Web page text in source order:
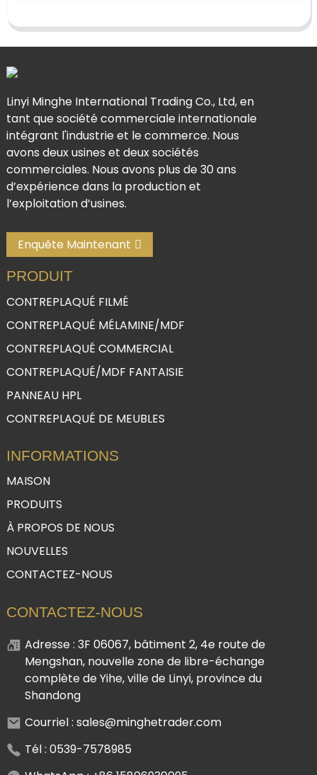
Linyi Minghe International Trading Co., Ltd, en
tant que société commerciale internationale
intégrant l'industrie et le commerce. Nous
avons deux usines et deux sociétés
commerciales. Nous avons plus de 30 ans
d’expérience dans la production et
l’exploitation d’usines.
Enquête Maintenant
PRODUIT
CONTREPLAQUÉ FILMÉ
CONTREPLAQUÉ MÉLAMINE/MDF
CONTREPLAQUÉ COMMERCIAL
CONTREPLAQUÉ/MDF FANTAISIE
PANNEAU HPL
CONTREPLAQUÉ DE MEUBLES
INFORMATIONS
MAISON
PRODUITS
À PROPOS DE NOUS
NOUVELLES
CONTACTEZ-NOUS
CONTACTEZ-NOUS
Adresse : 3F 06067, bâtiment 2, 4e route de
Mengshan, nouvelle zone de libre-échange
complète de Yihe, ville de Linyi, province du
Shandong
Courriel : sales@minghetrader.com
Tél : 0539-7578985